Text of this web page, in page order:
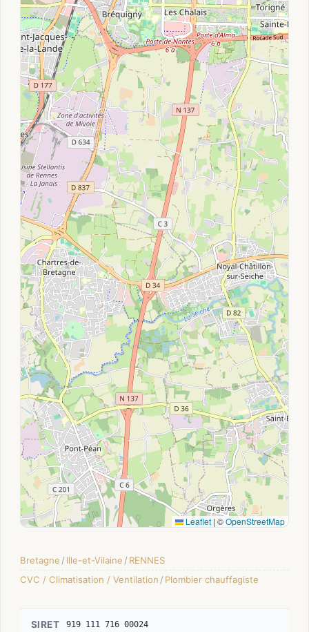
Leaflet | ©OpenStreetMap
Bretagne / Ille-et-Vilaine / RENNES
CVC / Climatisation / Ventilation / Plombier chauffagiste
SIRET 919 111 716 00024